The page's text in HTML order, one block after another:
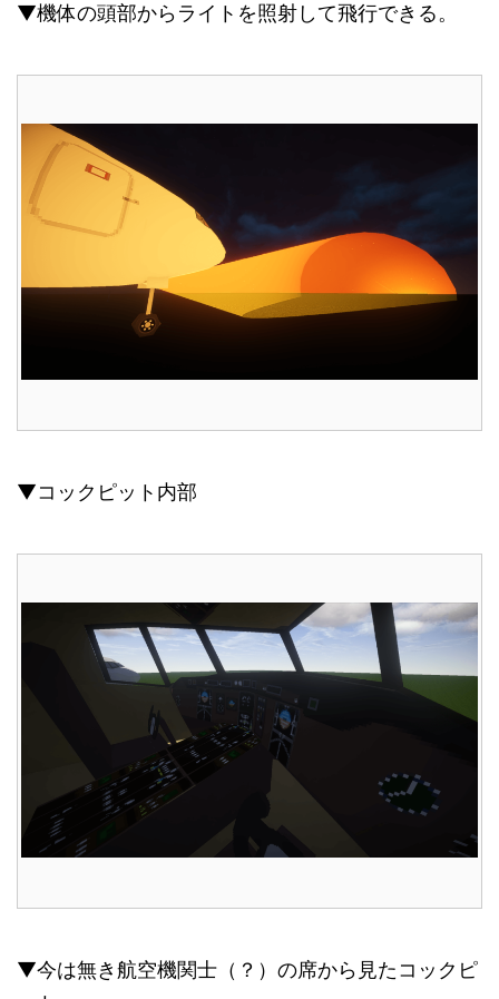
▼機体の頭部からライトを照射して飛行できる。
▼コックピット内部
▼今は無き航空機関士（？）の席から見たコックピ